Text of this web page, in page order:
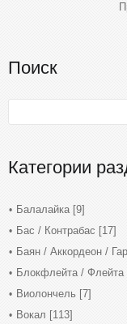
Поиск
Категории
Балалайка [9]
Бас / Контрабас [17]
Баян / Аккордеон /
Блокфлейта / Флейта
Виолончель [7]
Вокал [113]